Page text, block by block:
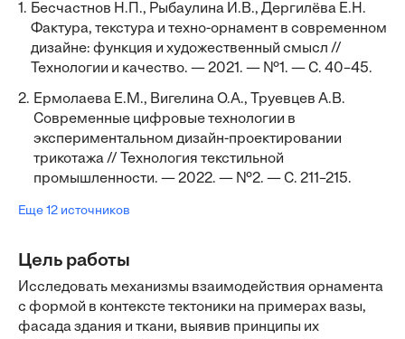
1. Бесчастнов Н.П., Рыбаулина И.В., Дергилёва Е.Н.
Фактура, текстура и техно-орнамент в современном
дизайне: функция и художественный смысл //
Технологии и качество. — 2021. — №1. — С. 40–45.
2. Ермолаева Е.М., Вигелина О.А., Труевцев А.В.
Современные цифровые технологии в
экспериментальном дизайн-проектировании
трикотажа // Технология текстильной
промышленности. — 2022. — №2. — С. 211–215.
Еще 12 источников
Цель работы
Исследовать механизмы взаимодействия орнамента
с формой в контексте тектоники на примерах вазы,
фасада здания и ткани, выявив принципы их